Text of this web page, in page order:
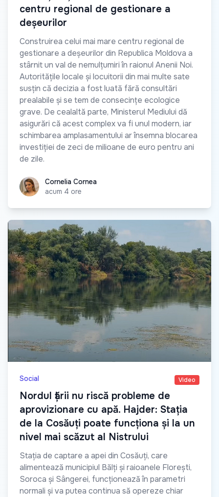
centru regional de gestionare a
deșeurilor
Construirea celui mai mare centru regional de
gestionare a deșeurilor din Republica Moldova a
stârnit un val de nemulțumiri în raionul Anenii Noi.
Autoritățile locale și locuitorii din mai multe sate
susțin că decizia a fost luată fără consultări
prealabile și se tem de consecințe ecologice
grave. De cealaltă parte, Ministerul Mediului dă
asigurări că acest complex va fi unul modern, iar
schimbarea amplasamentului ar însemna blocarea
investiției de zeci de milioane de euro pentru ani
de zile.
Cornelia Cornea
Cornelia Cornea
acum 4 ore
Social Video
Nordul țării nu riscă probleme de
aprovizionare cu apă. Hajder: Stația
de la Cosăuți poate funcționa și la un
nivel mai scăzut al Nistrului
Stația de captare a apei din Cosăuți, care
alimentează municipiul Bălți și raioanele Florești,
Soroca și Sângerei, funcționează în parametri
normali și va putea continua să opereze chiar